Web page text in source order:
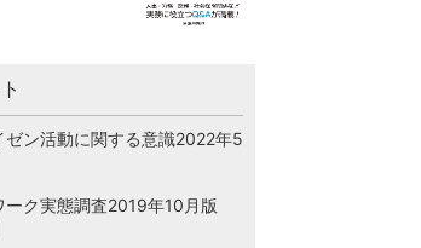
ゼン活動に関する意識2022年5
ーク実態調査2019年10月版